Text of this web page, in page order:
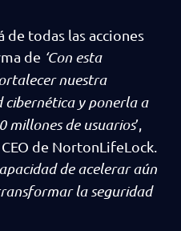
de todas las acciones
de ‘Con esta
nuestra
y ponerla a
millones de usuarios’,
de NortonLifeLock.
de acelerar aún
la seguridad